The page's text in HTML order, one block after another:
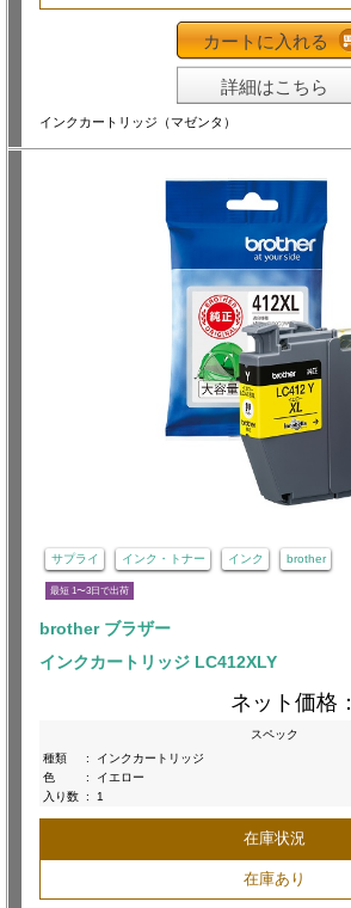
カートに入れる
詳細はこちら
インクカートリッジ（マゼンタ）
サプライ インク・トナー インク brother
最短 1〜3日で出荷
brother ブラザー
インクカートリッジ LC412XLY
ネット価格：
スペック
種類
:
インクカートリッジ
色
:
イエロー
入り数 : 1
在庫状況
在庫あり